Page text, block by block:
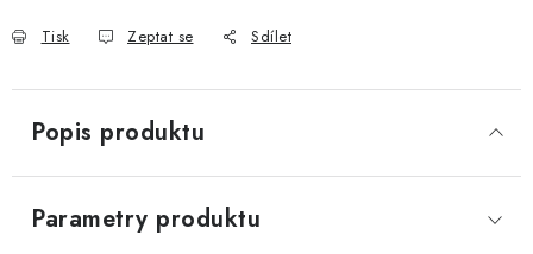
Tisk Zeptat se Sdílet
Popis produktu
Parametry produktu